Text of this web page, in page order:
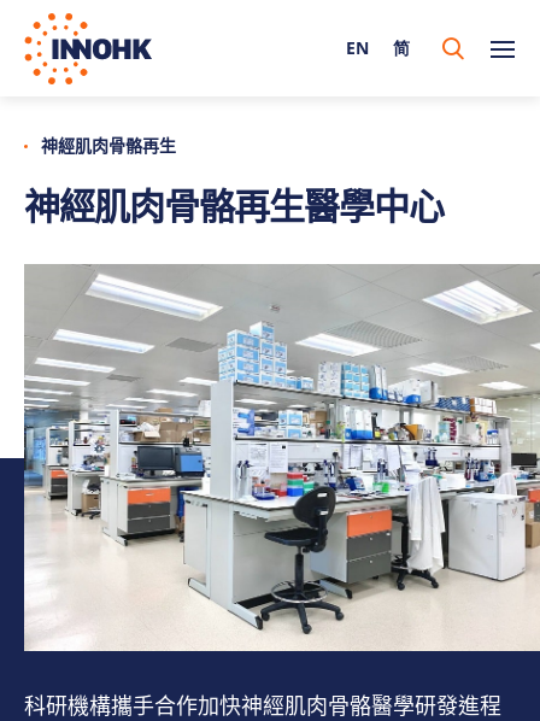
EN 简
神經肌肉骨骼再生
神經肌肉骨骼再生醫學中心
科研機構攜手合作加快神經肌肉骨骼醫學研發進程